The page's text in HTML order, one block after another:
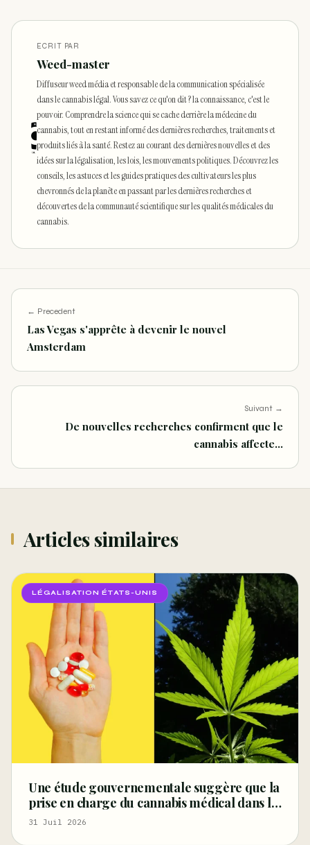
ECRIT PAR
Weed-master
Diffuseur weed média et responsable de la communication spécialisée
dans le cannabis légal. Vous savez ce qu'on dit ? la connaissance, c'est le
pouvoir. Comprendre la science qui se cache derrière la médecine du
cannabis, tout en restant informé des dernières recherches, traitements et
produits liés à la santé. Restez au courant des dernières nouvelles et des
idées sur la légalisation, les lois, les mouvements politiques. Découvrez les
conseils, les astuces et les guides pratiques des cultivateurs les plus
chevronnés de la planète en passant par les dernières recherches et
découvertes de la communauté scientifique sur les qualités médicales du
cannabis.
← Precedent
Las Vegas s'apprête à devenir le nouvel
Amsterdam
Suivant →
De nouvelles recherches confirment que le
cannabis affecte…
Articles similaires
LÉGALISATION ÉTATS-UNIS
Une étude gouvernementale suggère que la
prise en charge du cannabis médical dans le
cadre de l’indemnisation des accidents du
31 Juil 2026